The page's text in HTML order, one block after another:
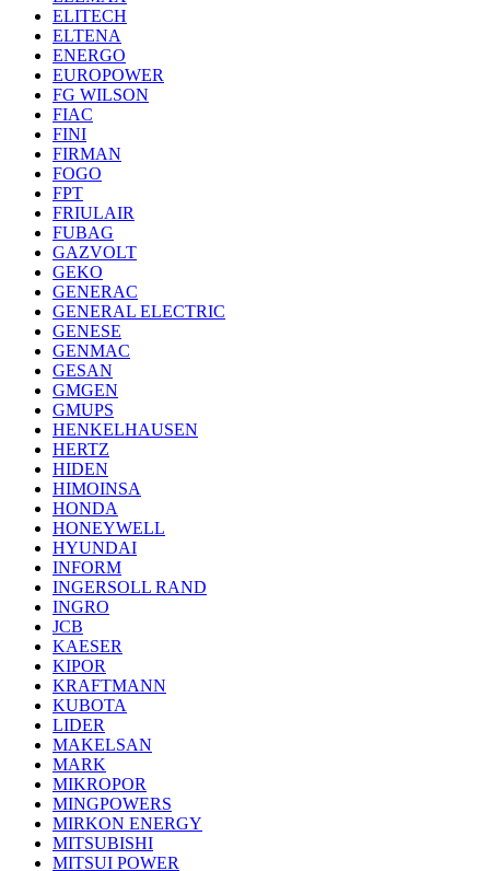
ELITECH
ELTENA
ENERGO
EUROPOWER
FG WILSON
FIAC
FINI
FIRMAN
FOGO
FPT
FRIULAIR
FUBAG
GAZVOLT
GEKO
GENERAC
GENERAL ELECTRIC
GENESE
GENMAC
GESAN
GMGEN
GMUPS
HENKELHAUSEN
HERTZ
HIDEN
HIMOINSA
HONDA
HONEYWELL
HYUNDAI
INFORM
INGERSOLL RAND
INGRO
JCB
KAESER
KIPOR
KRAFTMANN
KUBOTA
LIDER
MAKELSAN
MARK
MIKROPOR
MINGPOWERS
MIRKON ENERGY
MITSUBISHI
MITSUI POWER